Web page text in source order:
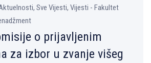
Sve Vijesti, Vijesti - Fakultet
o prijavljenim
za izbor u zvanje višeg